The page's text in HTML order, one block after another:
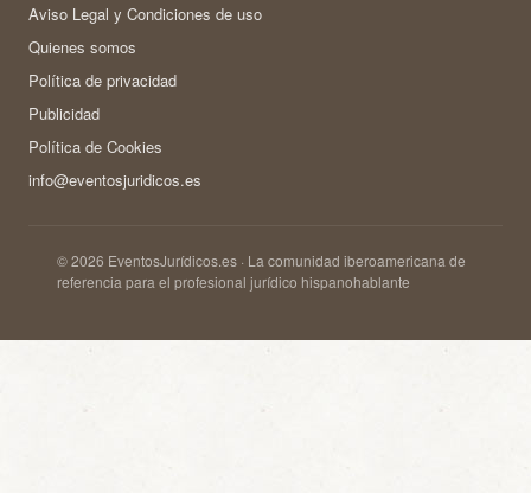
Aviso Legal y Condiciones de uso
Quienes somos
Política de privacidad
Publicidad
Política de Cookies
info@eventosjuridicos.es
© 2026 EventosJurídicos.es · La comunidad iberoamericana de
referencia para el profesional jurídico hispanohablante